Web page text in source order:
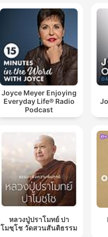
Joyce Meyer Enjoying
Everyday Life® Radio
Podcast
หลวงปู่ปราโมทย์ ปา
โมชฺโช วัดสวนสันติธรรม